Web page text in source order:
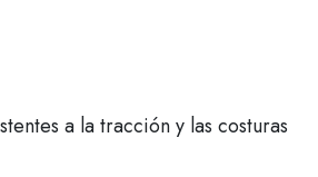
a la tracción y las costuras